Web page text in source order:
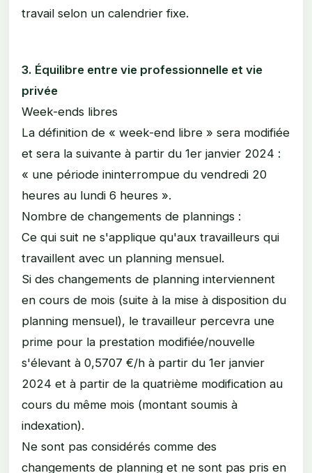
travail selon un calendrier fixe.
3. Équilibre entre vie professionnelle et vie
privée
Week-ends libres
La définition de « week-end libre » sera modifiée
et sera la suivante à partir du 1er janvier 2024 :
« une période ininterrompue du vendredi 20
heures au lundi 6 heures ».
Nombre de changements de plannings :
Ce qui suit ne s'applique qu'aux travailleurs qui
travaillent avec un planning mensuel.
Si des changements de planning interviennent
en cours de mois (suite à la mise à disposition du
planning mensuel), le travailleur percevra une
prime pour la prestation modifiée/nouvelle
s'élevant à 0,5707 €/h à partir du 1er janvier
2024 et à partir de la quatrième modification au
cours du même mois (montant soumis à
indexation).
Ne sont pas considérés comme des
changements de planning et ne sont pas pris en